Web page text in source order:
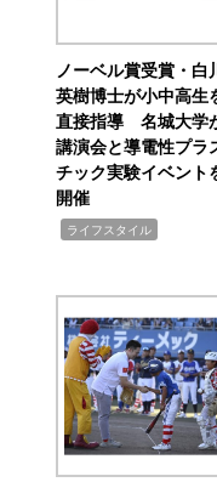
ノーベル賞受賞・白
英樹博士が小中高生
直接指導 名城大学
講演会と導電性プラ
チック実験イベント
開催
ライフスタイル